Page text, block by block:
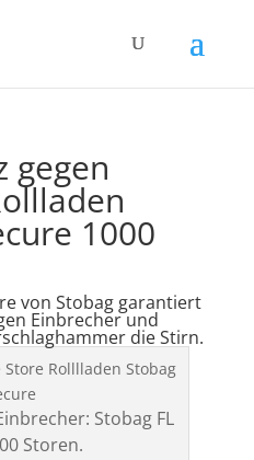
gegen
1000
von Stobag garantiert
Einbrecher und
die Stirn.
Stobag FL
Storen.